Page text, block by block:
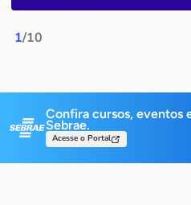
1/10
Confira cursos, eventos
Sebrae.
Acesse o Portal